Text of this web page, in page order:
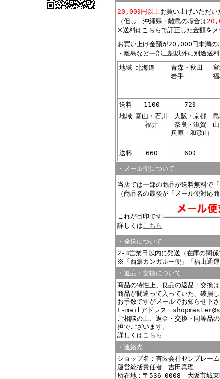
20,000円以上お買い上げいただ
（但し、沖縄県・離島の場合は
※送料はこちらで訂正した金額を
お買い上げ金額が20,000円未満の
・離島など一部上記以外に別途送
地域 北海道
青森・秋田
岩手
送料 1100
720
地域 富山・石川
福井
大阪・京都
奈良・滋賀
兵庫・和歌山
送料 660 600
・メール便について
当店では一部の商品が送料無料で
（商品名の最後が「メール便対応
これが目印です
詳しくはこちら
・発送について
2-3営業日以内に発送（在庫の関
※「西濃カンガルー便」「福山通
・返品・交換について
商品の特性上、良品の返品・交換
商品が間違って入っていた、破損
お手数ですがメールでお知らせ下
E-mailアドレス
ご相談の上、返金・交換・同等品
担でございます。
詳しくはこちら
・連絡先
ショップ名：有限会社センプレーム
運営統括責任者 吉田真理
所在地：〒536-0008 大阪市城